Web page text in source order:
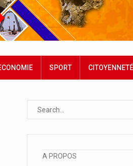
SPORT CITOYENNETÉ
A PROPOS